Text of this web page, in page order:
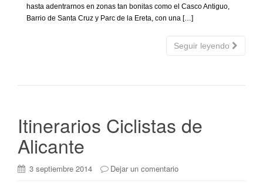
hasta adentrarnos en zonas tan bonitas como el Casco Antiguo,
Barrio de Santa Cruz y Parc de la Ereta, con una […]
Seguir leyendo
Itinerarios Ciclistas de
Alicante
3 septiembre 2014 Dejar un comentario